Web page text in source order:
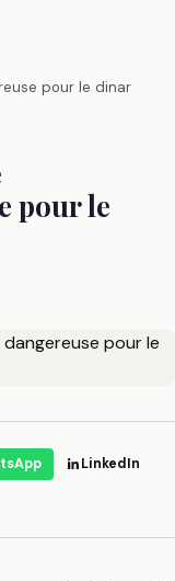
pour le dinar
pour le
LinkedIn